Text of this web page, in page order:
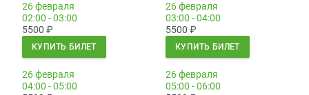
26 февраля
02:00 - 03:00
5500 ₽
КУПИТЬ БИЛЕТ
26 февраля
03:00 - 04:00
5500 ₽
КУПИТЬ БИЛЕТ
26 февраля
04:00 - 05:00
26 февраля
05:00 - 06:00